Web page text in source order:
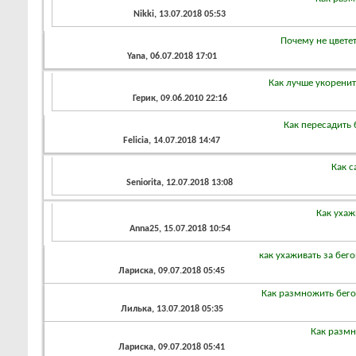
Nikki, 13.07.2018 05:53
Почему не
Yana, 06.07.2018 17:01
Как лучше
Герик, 09.06.2010 22:16
Как пересадить
Felicia, 14.07.2018 14:47
Как
Seniorita, 12.07.2018 13:08
Как
Anna25, 15.07.2018 10:54
как ухаживать за
Лариска, 09.07.2018 05:45
Как размножить
Лилька, 13.07.2018 05:35
Как
Лариска, 09.07.2018 05:41